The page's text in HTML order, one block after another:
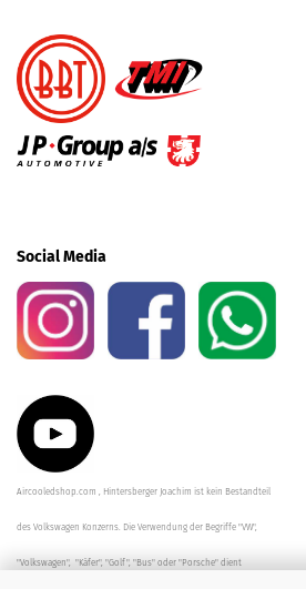
Social Media
Aircooledshop.com , Hintersberger Joachim ist kein Bestandteil
des Volkswagen Konzerns. Die Verwendung der Begriffe "VW",
"Volkswagen", "Käfer", "Golf", "Bus" oder "Porsche" dient